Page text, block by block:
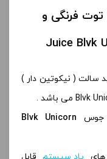
فرنگی و
سالت ( نیکوتین دار )
جوس Blvk Unicorn